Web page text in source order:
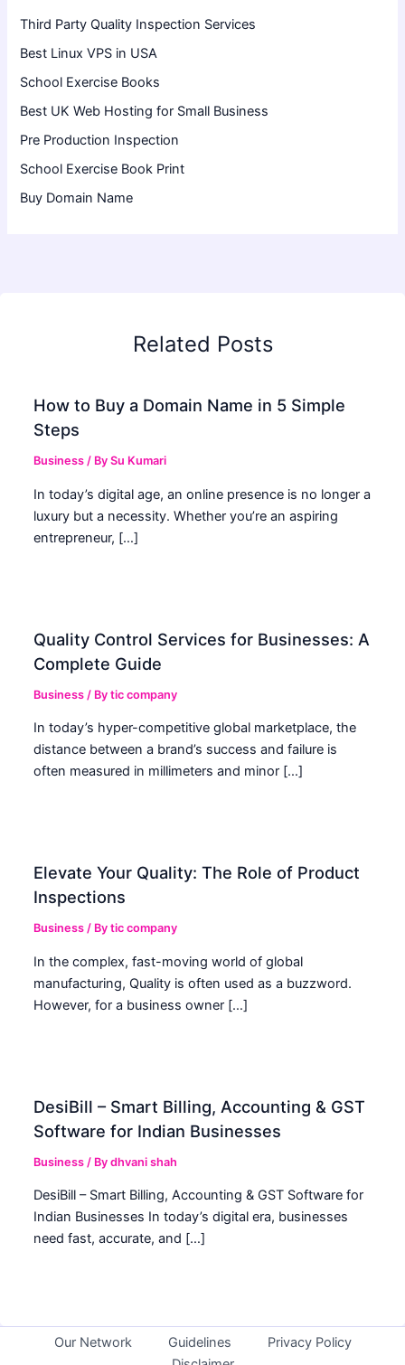
Third Party Quality Inspection Services
Best Linux VPS in USA
School Exercise Books
Best UK Web Hosting for Small Business
Pre Production Inspection
School Exercise Book Print
Buy Domain Name
Related Posts
How to Buy a Domain Name in 5 Simple
Steps
Business / BySu Kumari
In today’s digital age, an online presence is no longer a
luxury but a necessity. Whether you’re an aspiring
entrepreneur, […]
Quality Control Services for Businesses: A
Complete Guide
Business / Bytic company
In today’s hyper-competitive global marketplace, the
distance between a brand’s success and failure is
often measured in millimeters and minor […]
Elevate Your Quality: The Role of Product
Inspections
Business / Bytic company
In the complex, fast-moving world of global
manufacturing, Quality is often used as a buzzword.
However, for a business owner […]
DesiBill – Smart Billing, Accounting & GST
Software for Indian Businesses
Business / Bydhvani shah
DesiBill – Smart Billing, Accounting & GST Software for
Indian Businesses In today’s digital era, businesses
need fast, accurate, and […]
Our Network Guidelines
Privacy Policy